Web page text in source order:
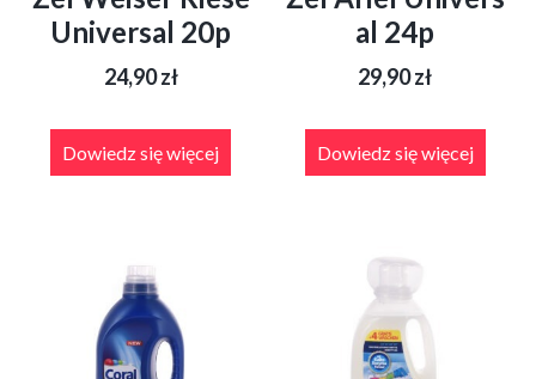
Universal 20p
24,90zł
Dowiedz się więcej
al 24p
29,90zł
Dowiedz się więcej